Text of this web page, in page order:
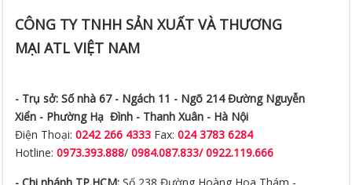
CÔNG TY TNHH SẢN XUẤT VÀ THƯƠNG
MẠI ATL VIỆT NAM
- Trụ sở: Số nhà 67 - Ngách 11 - Ngõ 214 Đường Nguyễn
Xiển - Phường Hạ Đình - Thanh Xuân - Hà Nội
Điện Thoại:0242 266 4333 Fax:024 3783 6284
Hotline:0973.393.888/0984.087.833/ 0922.119.666